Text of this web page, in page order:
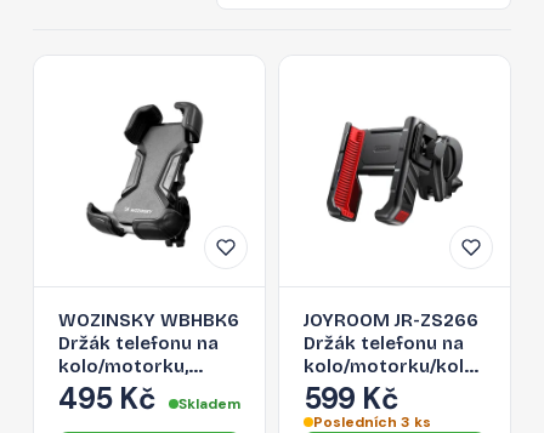
WOZINSKY WBHBK6
Držák telefonu na
kolo/motorku,
černý
495 Kč Skladem
JOYROOM JR-ZS266
Držák telefonu na
kolo/motorku/koloběžku,
černo-červený
599 Kč
Posledních 3 ks